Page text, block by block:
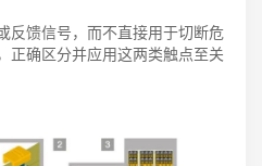
反馈信号，而不直接用于切断危
正确区分并应用这两类触点至关